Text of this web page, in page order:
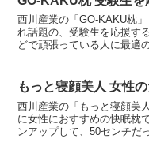
西川産業の「GO-KAKU枕
れ話題の、受験生を応援す
どで頑張っている人に最適
もっと寝顔美人 女性
西川産業の「もっと寝顔美
に女性におすすめの快眠枕
ンアップして、50センチだ